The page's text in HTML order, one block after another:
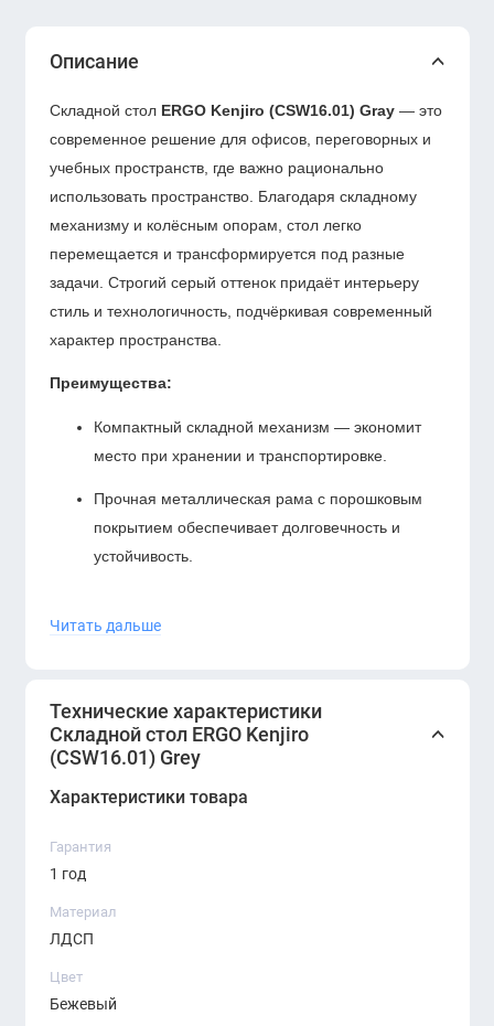
Описание
Складной стол ERGO Kenjiro (CSW16.01) Gray — это
современное решение для офисов, переговорных и
учебных пространств, где важно рационально
использовать пространство. Благодаря складному
механизму и колёсным опорам, стол легко
перемещается и трансформируется под разные
задачи. Строгий серый оттенок придаёт интерьеру
стиль и технологичность, подчёркивая современный
характер пространства.
Преимущества:
Компактный складной механизм — экономит
место при хранении и транспортировке.
Прочная металлическая рама с порошковым
покрытием обеспечивает долговечность и
устойчивость.
легко перемещать стол и надёжно фиксировать
делают использование безопасным и
комфортным.
Универсальный дизайн подходит для офисов,
воплощение мобильности, эргономики и
Читать дальше
Технические характеристики
Складной стол ERGO Kenjiro
(CSW16.01) Grey
Характеристики товара
Гарантия
1 год
Материал
ЛДСП
Цвет
Бежевый